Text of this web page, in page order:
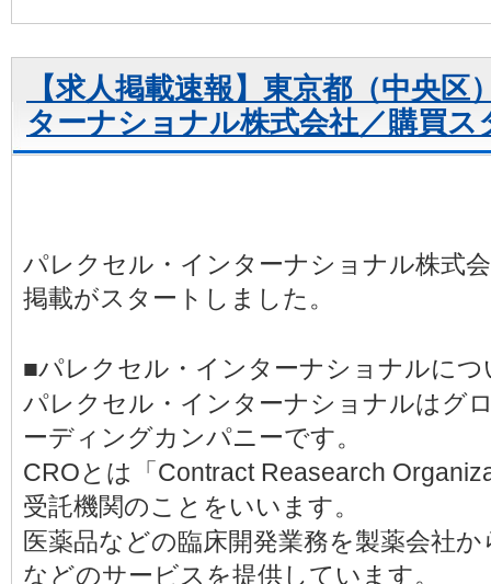
【求人掲載速報】東京都（中央
ターナショナル株式会社／購買ス
パレクセル・インターナショナル株式
掲載がスタートしました。
■パレクセル・インターナショナルにつ
パレクセル・インターナショナルはグ
ーディングカンパニーです。
CROとは「Contract Reasearch
受託機関のことをいいます。
医薬品などの臨床開発業務を製薬会社
などのサービスを提供しています。